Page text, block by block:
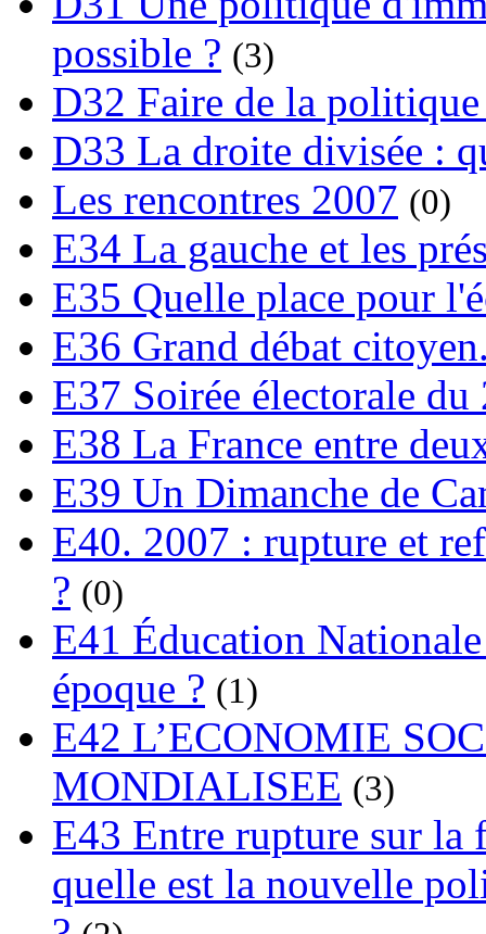
possible ? (3)
D32 Faire de la
D33 La droite divisée :
Les rencontres 2007 (0)
E34 La gauche et les
E35 Quelle place pour
E36 Grand débat
E37 Soirée électorale
E38 La France entre
E39 Un Dimanche de
E40. 2007 : rupture et
? (0)
E41 Éducation
époque ? (1)
E42 L’ECONOMIE
MONDIALISEE (3)
E43 Entre rupture sur
quelle est la nouvelle